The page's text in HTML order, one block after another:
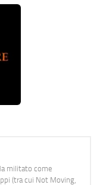
militato come
(tra cui Not Moving,